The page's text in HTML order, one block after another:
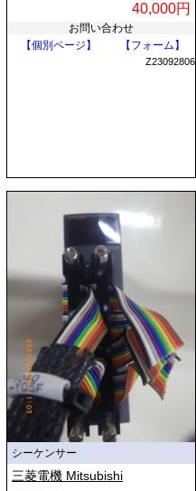
40,000円
お問い合わせ
【個別ページ】
【フォーム】
Z23092806
シーケンサー
三菱電機 Mitsubishi